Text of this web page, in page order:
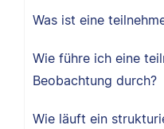
Was ist eine
Wie führe ich eine
Beobachtung durch?
Wie läuft ein